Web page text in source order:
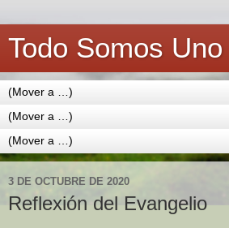
Todo Somos Uno
3 DE OCTUBRE DE 2020
Reflexión del Evangelio